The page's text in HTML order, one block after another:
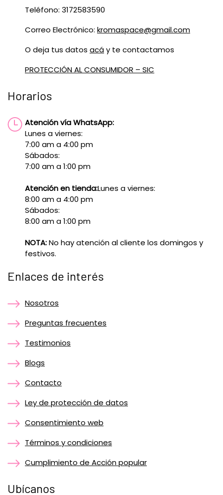
Teléfono: 3172583590
Correo Electrónico: kromaspace@gmail.com
O deja tus datos acáy te contactamos
PROTECCIÓN AL CONSUMIDOR – SIC
Horarios
Atención vía WhatsApp:
Lunes a viernes:
7:00 am a 4:00 pm
Sábados:
7:00 am a 1:00 pm
Atención en tienda:Lunes a viernes:
8:00 am a 4:00 pm
Sábados:
8:00 am a 1:00 pm
NOTA:No hay atención al cliente los domingos y
festivos.
Enlaces de interés
Nosotros
Preguntas frecuentes
Testimonios
Blogs
Contacto
Ley de protección de datos
Consentimiento web
Términos y condiciones
Cumplimiento de Acción popular
Ubícanos